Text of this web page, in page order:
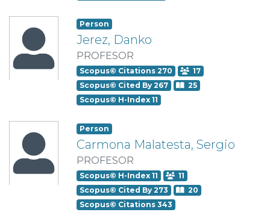
Person
Jerez, Danko
PROFESOR
Scopus© Citations 270
17
Scopus© Cited By 267
25
Scopus© H-Index 11
Person
Carmona Malatesta, Sergio
PROFESOR
Scopus© H-Index 11
11
Scopus© Cited By 273
20
Scopus© Citations 343